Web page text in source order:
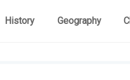
History Geography